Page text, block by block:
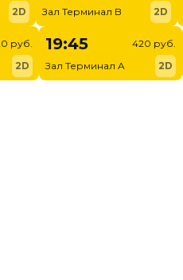
2D
Зал Терминал B
2D
руб.
2D
19:45
Зал Терминал A
420 руб.
2D